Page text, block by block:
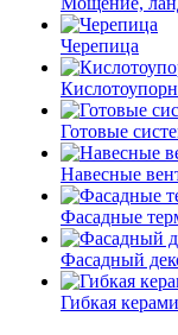
Черепица
Готовые
Навесные
Фасадные
Фасадный
Гибкая